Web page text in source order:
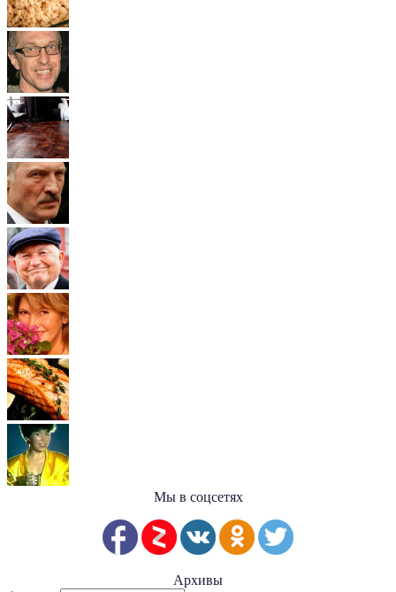
Мы в соцсетях
Архивы